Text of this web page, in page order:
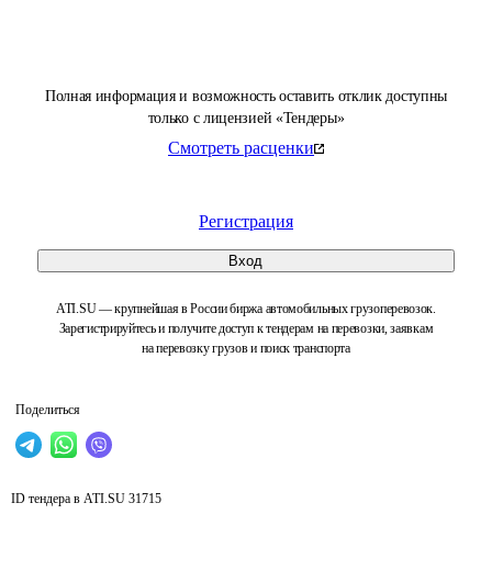
Полная информация и возможность оставить отклик доступны
только с лицензией «Тендеры»
Смотреть расценки
Регистрация
Вход
ATI.SU — крупнейшая в России биржа автомобильных грузоперевозок.
Зарегистрируйтесь и получите доступ к тендерам на перевозки, заявкам
на перевозку грузов и поиск транспорта
Поделиться
ID тендера в ATI.SU 31715